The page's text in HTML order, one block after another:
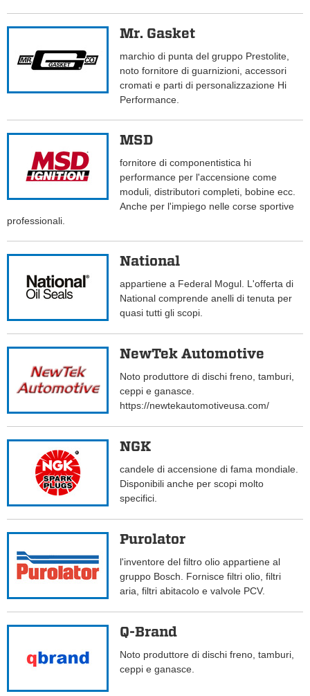
Mr. Gasket
marchio di punta del gruppo Prestolite,
noto fornitore di guarnizioni, accessori
cromati e parti di personalizzazione Hi
Performance.
MSD
fornitore di componentistica hi
performance per l'accensione come
moduli, distributori completi, bobine ecc.
Anche per l'impiego nelle corse sportive
professionali.
National
appartiene a Federal Mogul. L'offerta di
National comprende anelli di tenuta per
quasi tutti gli scopi.
NewTek Automotive
Noto produttore di dischi freno, tamburi,
ceppi e ganasce.
https://newtekautomotiveusa.com/
NGK
candele di accensione di fama mondiale.
Disponibili anche per scopi molto
specifici.
Purolator
l'inventore del filtro olio appartiene al
gruppo Bosch. Fornisce filtri olio, filtri
aria, filtri abitacolo e valvole PCV.
Q-Brand
Noto produttore di dischi freno, tamburi,
ceppi e ganasce.